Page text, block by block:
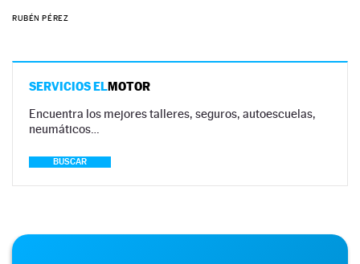
RUBÉN PÉREZ
SERVICIOS ELMOTOR
Encuentra los mejores talleres, seguros, autoescuelas,
neumáticos…
BUSCAR